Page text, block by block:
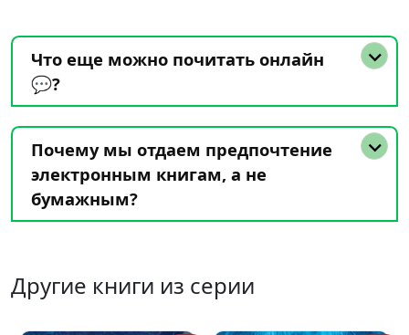
Что еще можно почитать онлайн
💬?
Почему мы отдаем предпочтение
электронным книгам, а не
бумажным?
Другие книги из серии